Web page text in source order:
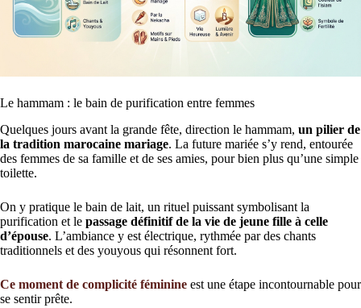
Le hammam : le bain de purification entre femmes
Quelques jours avant la grande fête, direction le hammam, un pilier de
la tradition marocaine mariage. La future mariée s’y rend, entourée
des femmes de sa famille et de ses amies, pour bien plus qu’une simple
toilette.
On y pratique le bain de lait, un rituel puissant symbolisant la
purification et le passage définitif de la vie de jeune fille à celle
d’épouse. L’ambiance y est électrique, rythmée par des chants
traditionnels et des youyous qui résonnent fort.
Ce moment de complicité féminine est une étape incontournable pour
se sentir prête.